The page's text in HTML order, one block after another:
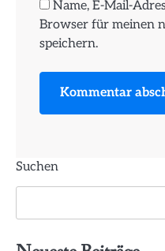
Name, E-Mail-
Browser für meinen
speichern.
Suchen